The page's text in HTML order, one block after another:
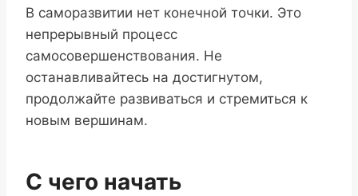
В саморазвитии нет конечной точки. Это
непрерывный процесс
самосовершенствования. Не
останавливайтесь на достигнутом,
продолжайте развиваться и стремиться к
новым вершинам.
С чего начать